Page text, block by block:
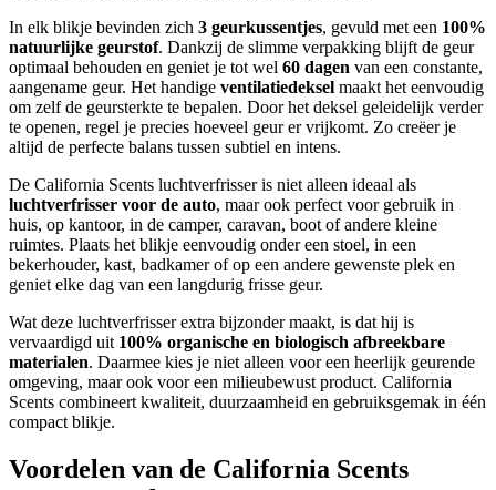
In elk blikje bevinden zich 3 geurkussentjes, gevuld met een 100%
natuurlijke geurstof. Dankzij de slimme verpakking blijft de geur
optimaal behouden en geniet je tot wel 60 dagen van een constante,
aangename geur. Het handige ventilatiedeksel maakt het eenvoudig
om zelf de geursterkte te bepalen. Door het deksel geleidelijk verder
te openen, regel je precies hoeveel geur er vrijkomt. Zo creëer je
altijd de perfecte balans tussen subtiel en intens.
De California Scents luchtverfrisser is niet alleen ideaal als
luchtverfrisser voor de auto, maar ook perfect voor gebruik in
huis, op kantoor, in de camper, caravan, boot of andere kleine
ruimtes. Plaats het blikje eenvoudig onder een stoel, in een
bekerhouder, kast, badkamer of op een andere gewenste plek en
geniet elke dag van een langdurig frisse geur.
Wat deze luchtverfrisser extra bijzonder maakt, is dat hij is
vervaardigd uit 100% organische en biologisch afbreekbare
materialen. Daarmee kies je niet alleen voor een heerlijk geurende
omgeving, maar ook voor een milieubewust product. California
Scents combineert kwaliteit, duurzaamheid en gebruiksgemak in één
compact blikje.
Voordelen van de California Scents